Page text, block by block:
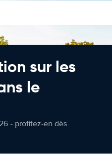
sur les
le
- profitez-en dès